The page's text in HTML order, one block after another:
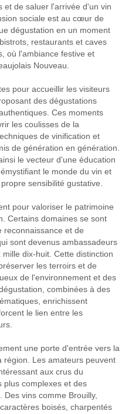
et de saluer l'arrivée d'un vin
sociale est au cœur de
dégustation en un moment
restaurants et caves
où l'ambiance festive et
Nouveau.
pour accueillir les visiteurs
des dégustations
Ces moments
les coulisses de la
de vinification et
de génération en génération.
le vecteur d'une éducation
le monde du vin et
sensibilité gustative.
pour valoriser le patrimoine
Certains domaines se sont
reconnaissance et de
sont devenus ambassadeurs
dix-huit. Cette distinction
les terroirs et de
de l'environnement et des
combinées à des
enrichissent
le lien entre les
une porte d'entrée vers la
région. Les amateurs peuvent
aux crus du
plus complexes et des
vins comme Brouilly,
boisés, charpentés